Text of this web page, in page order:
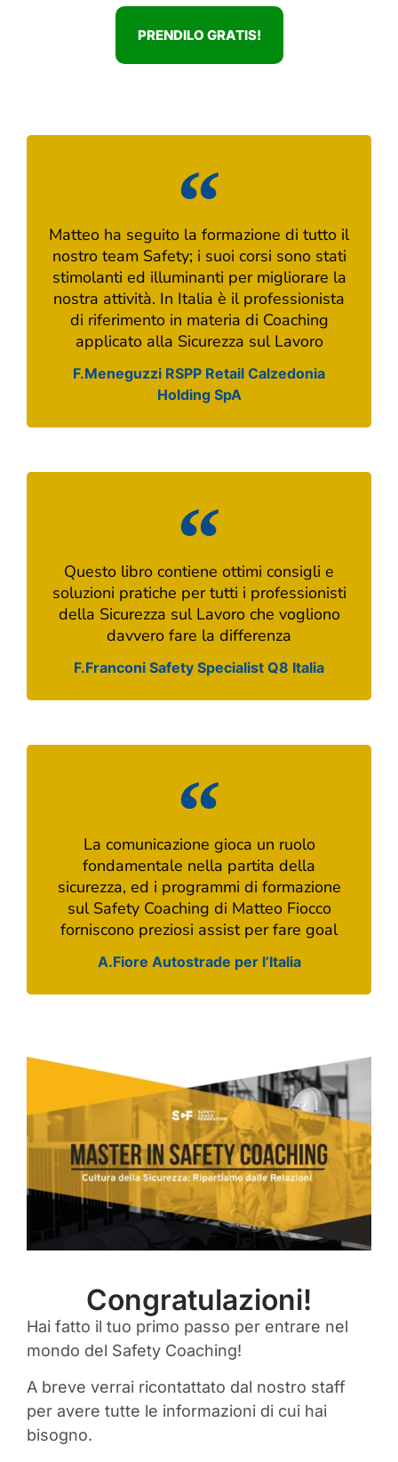
PRENDILO GRATIS!
Matteo ha seguito la formazione di tutto il
nostro team Safety; i suoi corsi sono stati
stimolanti ed illuminanti per migliorare la
nostra attività. In Italia è il professionista
di riferimento in materia di Coaching
applicato alla Sicurezza sul Lavoro
F.Meneguzzi RSPP Retail Calzedonia
Holding SpA
Questo libro contiene ottimi consigli e
soluzioni pratiche per tutti i professionisti
della Sicurezza sul Lavoro che vogliono
davvero fare la differenza
F.Franconi Safety Specialist Q8 Italia
La comunicazione gioca un ruolo
fondamentale nella partita della
sicurezza, ed i programmi di formazione
sul Safety Coaching di Matteo Fiocco
forniscono preziosi assist per fare goal
A.Fiore Autostrade per l’Italia
Congratulazioni!
Hai fatto il tuo primo passo per entrare nel
mondo del Safety Coaching!
A breve verrai ricontattato dal nostro staff
per avere tutte le informazioni di cui hai
bisogno.